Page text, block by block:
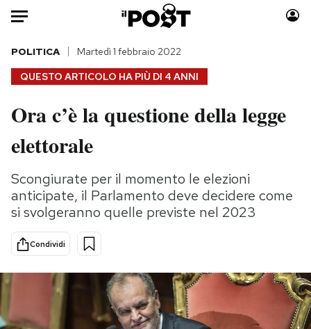
Auto
HOME
Italia
Politica
Tecnologia
Internet
Scienza
Cultura
Economia
Sport
Moda
Storie/Idee
Ok Boomer!
Media
Mondiali calcio 2026
QUESTO ARTICOLO HA PIÙ DI 4 ANNI
POLITICA Martedì 1 febbraio 2022
Ora c’è la questione della legge
elettorale
Scongiurate per il momento le elezioni
anticipate, il Parlamento deve decidere come
si svolgeranno quelle previste nel 2023
Condividi